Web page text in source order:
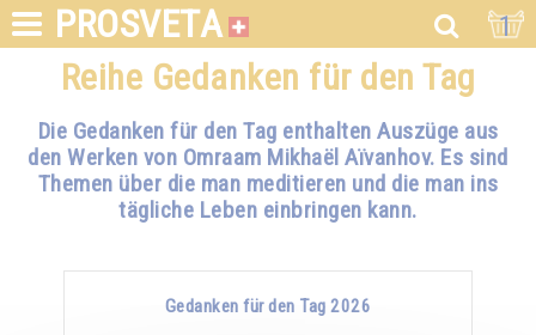
PROSVETA 1
Reihe Gedanken für den Tag
Die Gedanken für den Tag enthalten Auszüge aus
den Werken von Omraam Mikhaël Aïvanhov. Es sind
Themen über die man meditieren und die man ins
tägliche Leben einbringen kann.
Gedanken für den Tag 2026